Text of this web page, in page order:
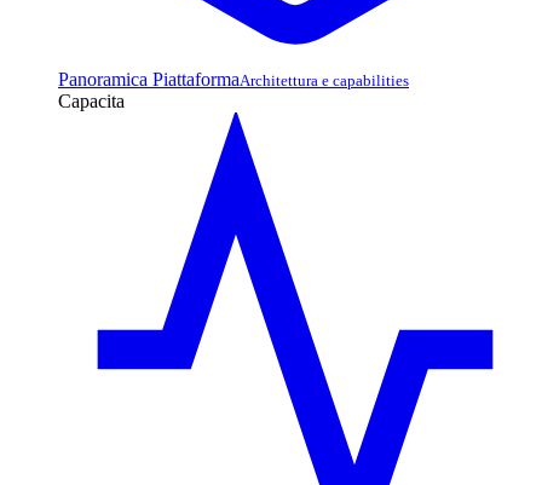
Panoramica PiattaformaArchitettura e capabilities
Capacita